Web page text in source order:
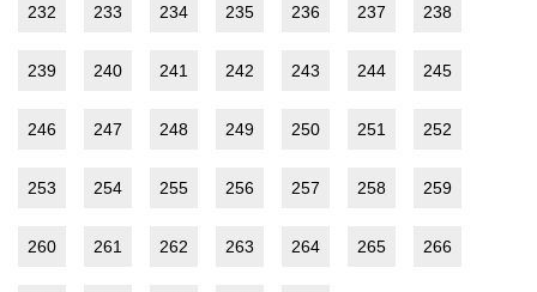
232 233 234 235 236 237 238
239 240 241 242 243 244 245
246 247 248 249 250 251 252
253 254 255 256 257 258 259
260 261 262 263 264 265 266